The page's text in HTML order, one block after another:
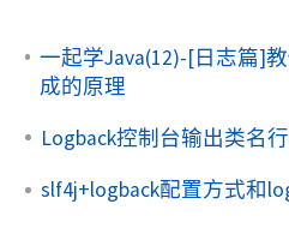
一起学Java(12)-[日志篇]
成的原理
Logback控制台输出类名
slf4j+logback配置方式和